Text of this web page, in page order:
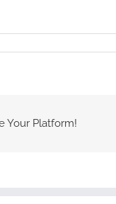
Your Platform!